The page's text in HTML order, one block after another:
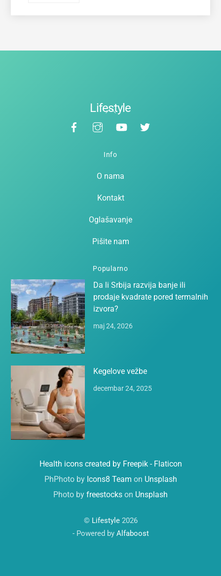
Back
To
Lifestyle
FacebookInstagramYouTube
Info
O nama
Kontakt
Oglašavanje
Pišite nam
Popularno
Da li Srbija razvija banje ili
prodaje kvadrate pored termalnih
izvora?
maj 24, 2026
Kegelove vežbe
decembar 24, 2025
Health icons created by Freepik - Flaticon
PhPhoto by Icons8 Team on Unsplash
Photo by freestocks on Unsplash
© Lifestyle2026
- Powered by Alfaboost